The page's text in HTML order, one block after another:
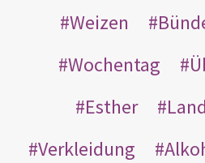
Weizen
Wochentag
Esther
Verkleidung